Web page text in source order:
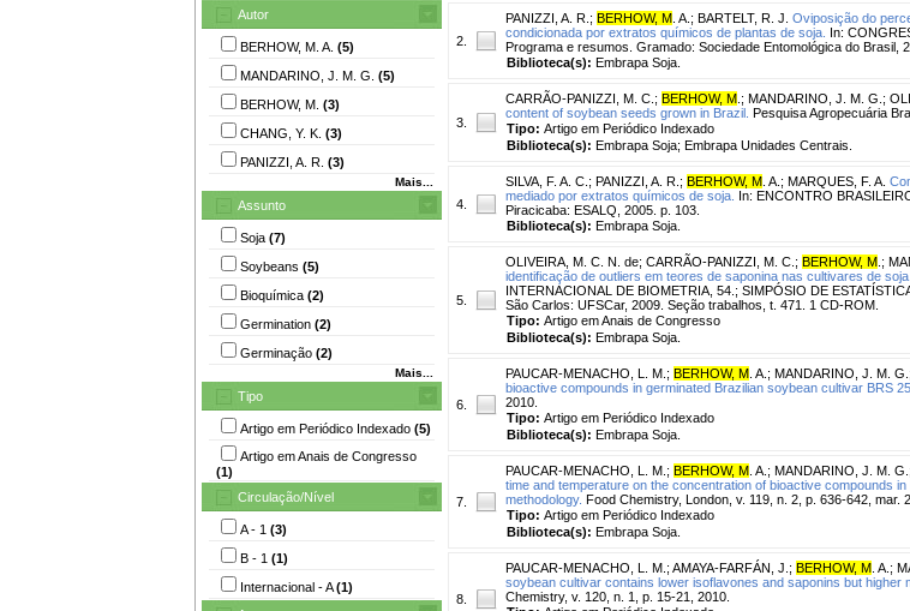
Autor
BERHOW, M. A. (5)
MANDARINO, J. M. G. (5)
BERHOW, M. (3)
CHANG, Y. K. (3)
PANIZZI, A. R. (3)
Mais...
Assunto
Soja (7)
Soybeans (5)
Bioquímica (2)
Germination (2)
Germinação (2)
Mais...
Tipo
Artigo em Periódico Indexado (5)
Artigo em Anais de Congresso
(1)
Circulação/Nível
A - 1 (3)
B - 1 (1)
Internacional - A(1)
2.
PANIZZI, A. R. ; BERHOW, M . A. ; BARTELT, R. J. Oviposição do
condicionada por extratos químicos de plantas de soja. In:
Programa e resumos. Gramado: Sociedade Entomológica do Brasil,
Biblioteca(s): Embrapa Soja.
3.
CARRÃO-PANIZZI, M. C. ; BERHOW, M ; MANDARINO, J. M. G. ;
content of soybean seeds grown in Brazil. Pesquisa Agropecuária
Tipo: Artigo em Periódico Indexado
Biblioteca(s): Embrapa Soja; Embrapa Unidades Centrais.
4.
SILVA, F. A. C. ; PANIZZI, A. R. ; BERHOW, M . A. ; MARQUES, F. A.
mediado por extratos químicos de soja. In: ENCONTRO
Piracicaba: ESALQ, 2005. p. 103.
Biblioteca(s): Embrapa Soja.
5.
OLIVEIRA, M. C. N. de; CARRÃO-PANIZZI, M. C. ; BERHOW, M ;
identificação de outliers em teores de saponina nas cultivares de soja.
INTERNACIONAL DE BIOMETRIA, 54.; SIMPÓSIO DE
São Carlos: UFSCar, 2009. Seção trabalhos, t. 471. 1 CD-ROM.
Tipo: Artigo em Anais de Congresso
Biblioteca(s): Embrapa Soja.
6.
PAUCAR-MENACHO, L. M. ; BERHOW, M . A. ; MANDARINO, J. M. G.
bioactive compounds in germinated Brazilian soybean cultivar BRS
2010.
Tipo: Artigo em Periódico Indexado
Biblioteca(s): Embrapa Soja.
7.
PAUCAR-MENACHO, L. M. ; BERHOW, M . A. ; MANDARINO, J. M. G.
time and temperature on the concentration of bioactive compounds
methodology. Food Chemistry, London, v. 119, n. 2, p. 636-642, mar.
Tipo: Artigo em Periódico Indexado
Biblioteca(s): Embrapa Soja.
8.
PAUCAR-MENACHO, L. M. ; AMAYA-FARFÁN, J. ; BERHOW, M . A. ;
soybean cultivar contains lower isoflavones and saponins but higher
Chemistry, v. 120, n. 1, p. 15-21, 2010.